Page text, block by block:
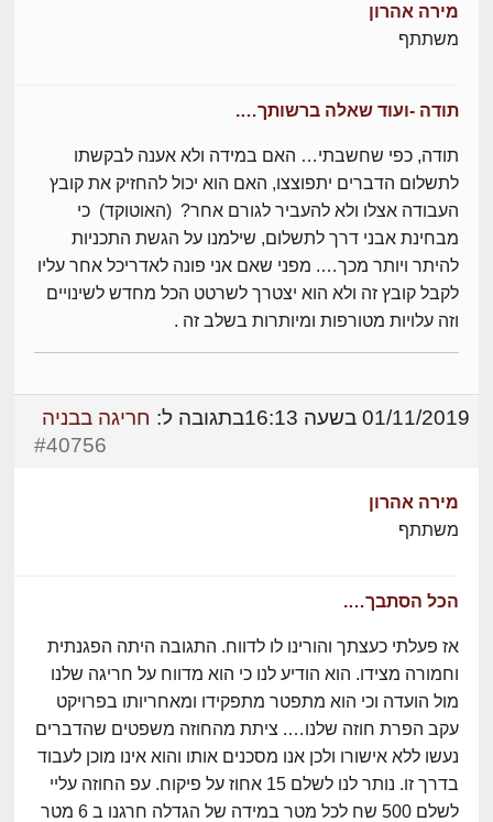
מירה אהרון
משתתף
תודה -ועוד שאלה ברשותך….
תודה, כפי שחשבתי… האם במידה ולא אענה לבקשתו
לתשלום הדברים יתפוצצו, האם הוא יכול להחזיק את קובץ
העבודה אצלו ולא להעביר לגורם אחר? (האוטוקד) כי
מבחינת אבני דרך לתשלום, שילמנו על הגשת התכניות
להיתר ויותר מכך…. מפני שאם אני פונה לאדריכל אחר עליו
לקבל קובץ זה ולא הוא יצטרך לשרטט הכל מחדש לשינויים
וזה עלויות מטורפות ומיותרות בשלב זה .
01/11/2019 בשעה 16:13 בתגובה ל: חריגה בבניה
#40756
מירה אהרון
משתתף
הכל הסתבך….
אז פעלתי כעצתך והורינו לו לדווח. התגובה היתה הפגנתית
וחמורה מצידו. הוא הודיע לנו כי הוא מדווח על חריגה שלנו
מול הועדה וכי הוא מתפטר מתפקידו ומאחריותו בפרויקט
עקב הפרת חוזה שלנו…. ציתת מהחוזה משפטים שהדברים
נעשו ללא אישורו ולכן אנו מסכנים אותו והוא אינו מוכן לעבוד
בדרך זו. נותר לנו לשלם 15 אחוז על פיקוח. עפ החוזה עליי
לשלם 500 שח לכל מטר במידה של הגדלה חרגנו ב 6 מטר